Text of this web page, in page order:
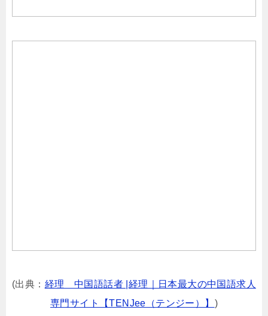
(出典： 経理 中国語話者 |経理｜日本最大の中国語求人
専門サイト【TENJee（テンジー）】 )